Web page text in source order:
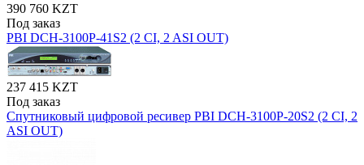
390 760 KZT
Под заказ
PBI DCH-3100P-41S2 (2 CI, 2 ASI OUT)
237 415 KZT
Под заказ
Спутниковый цифровой ресивер PBI DCH-3100P-20S2 (2 CI, 2
ASI OUT)